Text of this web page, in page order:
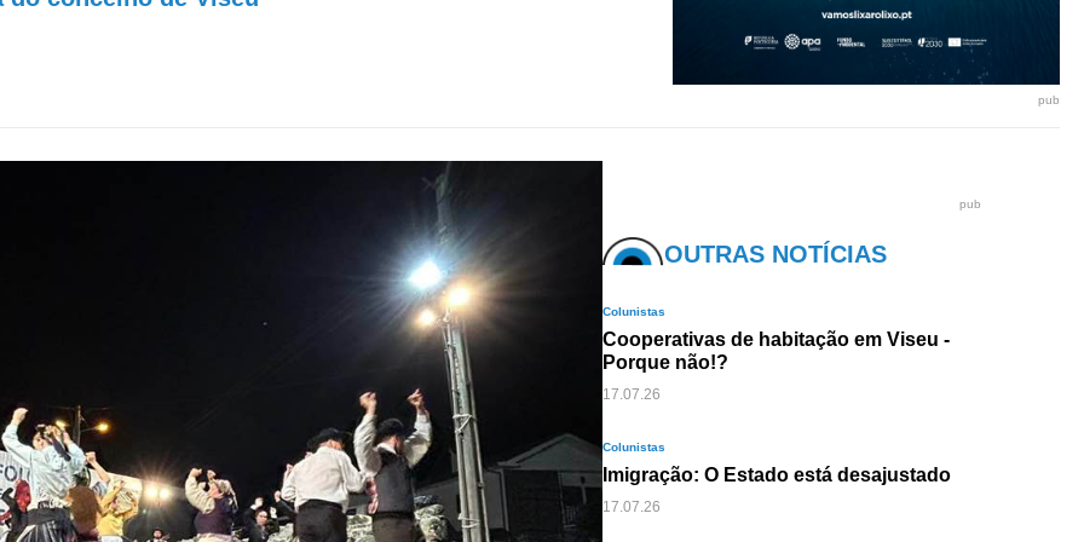
pub
pub
OUTRAS NOTÍCIAS
Colunistas
Cooperativas de habitação em Viseu -
Porque não!?
17.07.26
Colunistas
Imigração: O Estado está desajustado
17.07.26